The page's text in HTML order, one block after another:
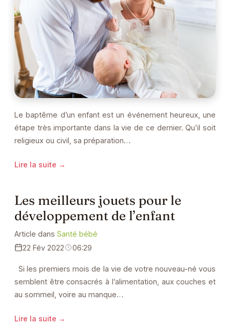
Le baptême d’un enfant est un événement heureux, une
étape très importante dans la vie de ce dernier. Qu’il soit
religieux ou civil, sa préparation…
Lire la suite →
Les meilleurs jouets pour le
développement de l’enfant
Article dans Santé bébé
22 Fév 2022
06:29
Si les premiers mois de la vie de votre nouveau-né vous
semblent être consacrés à l’alimentation, aux couches et
au sommeil, voire au manque…
Lire la suite →